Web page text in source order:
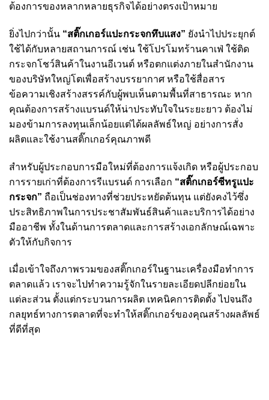
ต้องการของหลากหลายธุรกิจได้อย่างตรงเป้าหมาย
ยิ่งไปกว่านั้น “สติ๊กเกอร์แปะกระจกทึบแสง” ยังนำไปประยุกต์
ใช้ได้กับหลายสถานการณ์ เช่น ใช้โปรโมทร้านคาเฟ่ ใช้ติด
กระจกโชว์สินค้าในงานอีเวนต์ หรือตกแต่งภายในสำนักงาน
ของบริษัทใหญ่โตเพื่อสร้างบรรยากาศ หรือใช้สื่อสาร
ข้อความเชิงสร้างสรรค์กับผู้พบเห็นตามพื้นที่สาธารณะ หาก
คุณต้องการสร้างแบรนด์ให้น่าประทับใจในระยะยาว ต้องไม่
มองข้ามการลงทุนเล็กน้อยแต่ได้ผลลัพธ์ใหญ่ อย่างการสั่ง
ผลิตและใช้งานสติ๊กเกอร์คุณภาพดี
สำหรับผู้ประกอบการมือใหม่ที่ต้องการแจ้งเกิด หรือผู้ประกอบ
การรายเก่าที่ต้องการรีแบรนด์ การเลือก “สติ๊กเกอร์ซีทรูแปะ
กระจก” ถือเป็นช่องทางที่ช่วยประหยัดต้นทุน แต่ยังคงไว้ซึ่ง
ประสิทธิภาพในการประชาสัมพันธ์สินค้าและบริการได้อย่าง
มืออาชีพ ทั้งในด้านการตลาดและการสร้างเอกลักษณ์เฉพาะ
ตัวให้กับกิจการ
เมื่อเข้าใจถึงภาพรวมของสติ๊กเกอร์ในฐานะเครื่องมือทำการ
ตลาดแล้ว เราจะไปทำความรู้จักในรายละเอียดปลีกย่อยใน
แต่ละส่วน ตั้งแต่กระบวนการผลิต เทคนิคการติดตั้ง ไปจนถึง
กลยุทธ์ทางการตลาดที่จะทำให้สติ๊กเกอร์ของคุณสร้างผลลัพธ์
ที่ดีที่สุด